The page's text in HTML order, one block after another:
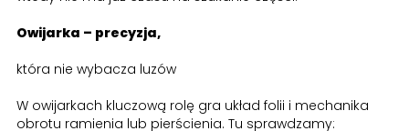
Owijarka – precyzja,
która nie wybacza luzów
W owijarkach kluczową rolę gra układ folii i mechanika
obrotu ramienia lub pierścienia. Tu sprawdzamy: